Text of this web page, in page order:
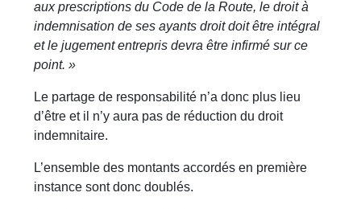
aux prescriptions du Code de la Route, le droit à
indemnisation de ses ayants droit doit être intégral
et le jugement entrepris devra être infirmé sur ce
point. »
Le partage de responsabilité n’a donc plus lieu
d’être et il n’y aura pas de réduction du droit
indemnitaire.
L’ensemble des montants accordés en première
instance sont donc doublés.